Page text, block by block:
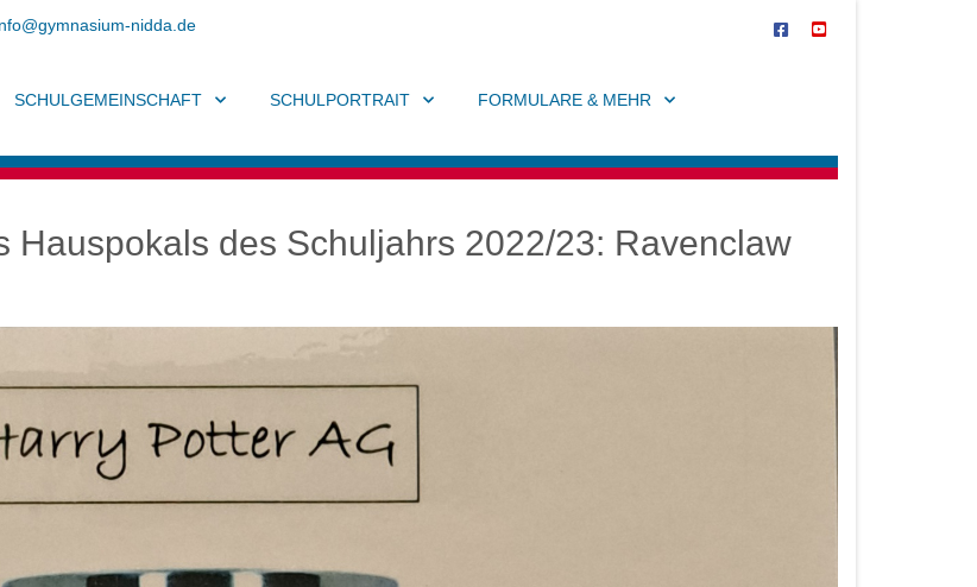
nidda.de
SCHULGEMEINSCHAFT SCHULPORTRAIT FORMULARE & MEHR
Hauspokals des Schuljahrs 2022/23: Ravenclaw